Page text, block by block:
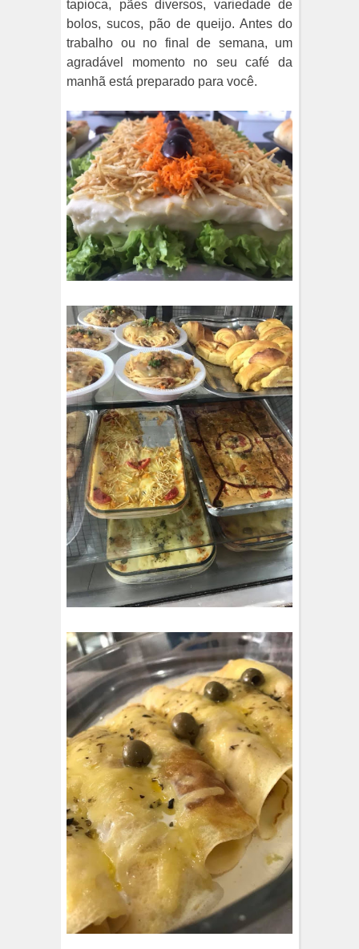
tapioca, pães diversos, variedade de
bolos, sucos, pão de queijo. Antes do
trabalho ou no final de semana, um
agradável momento no seu café da
manhã está preparado para você.